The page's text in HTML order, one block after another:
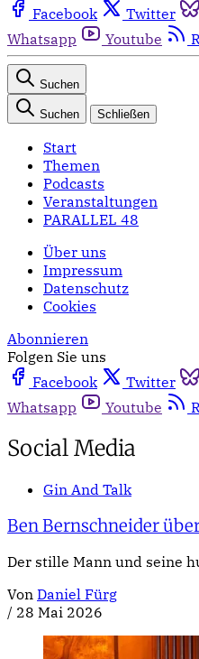
Facebook Twitter
Whatsapp
Youtube
Suchen
Suchen Schließen
Start
Themen
Podcasts
Veranstaltungen
PARALLEL 48
Über uns
Impressum
Datenschutz
Cookies
Abonnieren
Folgen Sie uns
Facebook
Twitter
Whatsapp
Youtube
Social Media
Gin And Talk
Ben Bernschneider
Der stille Mann und seine
Von Daniel Fürg
/ 28 Mai 2026